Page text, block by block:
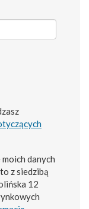
danych
z siedzibą
12